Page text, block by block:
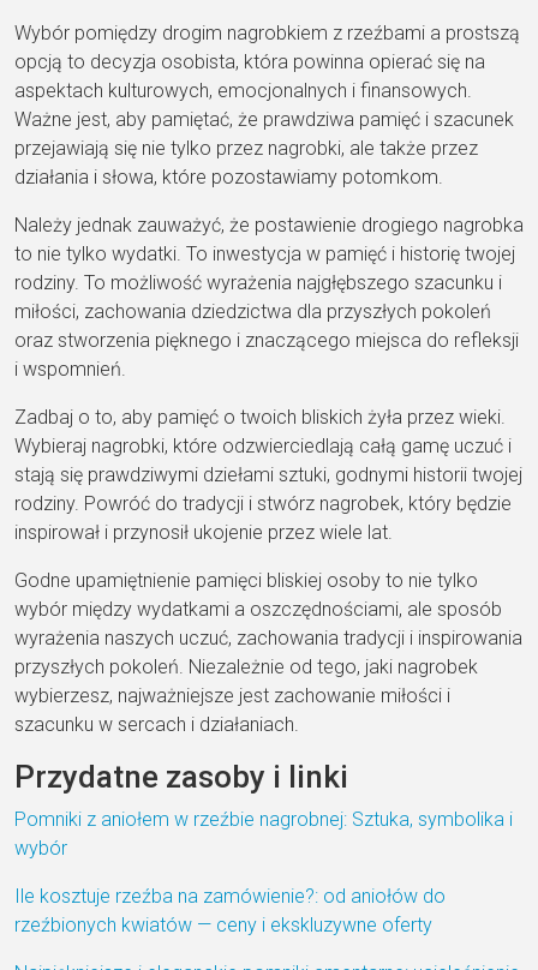
Wybór pomiędzy drogim nagrobkiem z rzeźbami a prostszą
opcją to decyzja osobista, która powinna opierać się na
aspektach kulturowych, emocjonalnych i finansowych.
Ważne jest, aby pamiętać, że prawdziwa pamięć i szacunek
przejawiają się nie tylko przez nagrobki, ale także przez
działania i słowa, które pozostawiamy potomkom.
Należy jednak zauważyć, że postawienie drogiego nagrobka
to nie tylko wydatki. To inwestycja w pamięć i historię twojej
rodziny. To możliwość wyrażenia najgłębszego szacunku i
miłości, zachowania dziedzictwa dla przyszłych pokoleń
oraz stworzenia pięknego i znaczącego miejsca do refleksji
i wspomnień.
Zadbaj o to, aby pamięć o twoich bliskich żyła przez wieki.
Wybieraj nagrobki, które odzwierciedlają całą gamę uczuć i
stają się prawdziwymi dziełami sztuki, godnymi historii twojej
rodziny. Powróć do tradycji i stwórz nagrobek, który będzie
inspirował i przynosił ukojenie przez wiele lat.
Godne upamiętnienie pamięci bliskiej osoby to nie tylko
wybór między wydatkami a oszczędnościami, ale sposób
wyrażenia naszych uczuć, zachowania tradycji i inspirowania
przyszłych pokoleń. Niezależnie od tego, jaki nagrobek
wybierzesz, najważniejsze jest zachowanie miłości i
szacunku w sercach i działaniach.
Przydatne zasoby i linki
Pomniki z aniołem w rzeźbie nagrobnej: Sztuka, symbolika i
wybór
Ile kosztuje rzeźba na zamówienie?: od aniołów do
rzeźbionych kwiatów — ceny i ekskluzywne oferty